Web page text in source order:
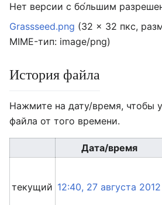
Нет версии с бо́льшим
Grassseed.png (32 × 32 пкс,
MIME-тип: image/png)
История файла
Нажмите на дату/время, чтобы
файла от того времени.
Дата/время
текущий 12:40, 27 августа 2012